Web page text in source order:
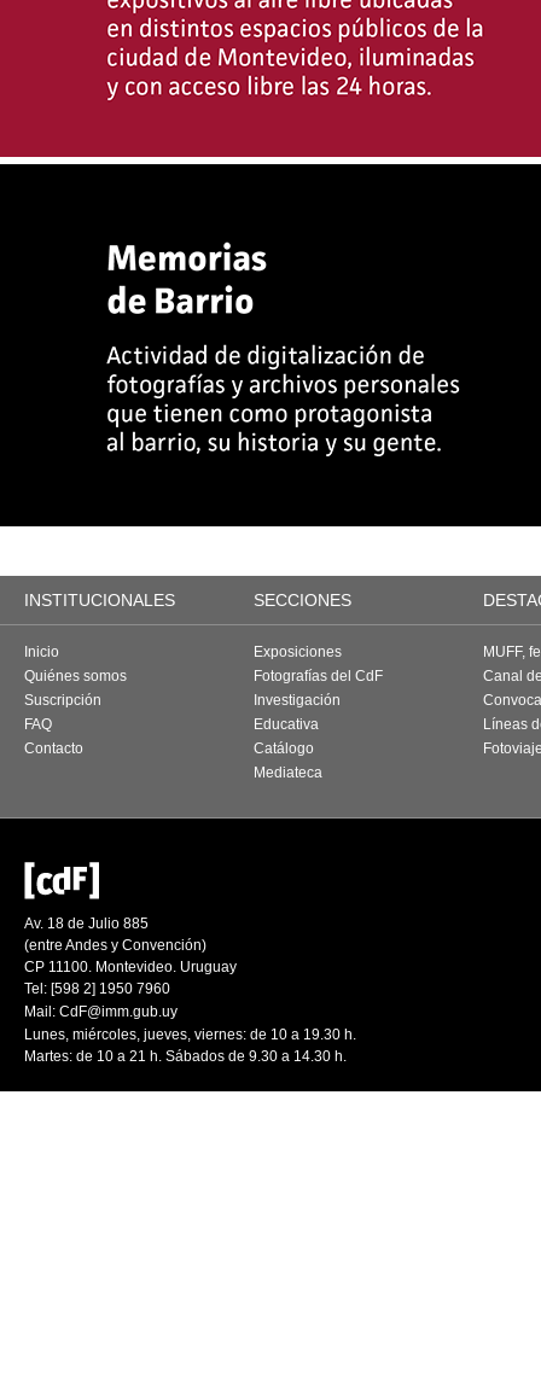
INSTITUCIONALES SECCIONES
Inicio
Quiénes somos
Suscripción
FAQ
Contacto
Exposiciones
Fotografías del CdF
Investigación
Educativa
Catálogo
Mediateca
MUFF,
Canal
Líneas
Av. 18 de Julio 885
(entre Andes y Convención)
CP 11100. Montevideo. Uruguay
Tel: [598 2] 1950 7960
Mail: CdF@imm.gub.uy
Lunes, miércoles, jueves, viernes: de 10 a 19.30 h.
Martes: de 10 a 21 h. Sábados de 9.30 a 14.30 h.